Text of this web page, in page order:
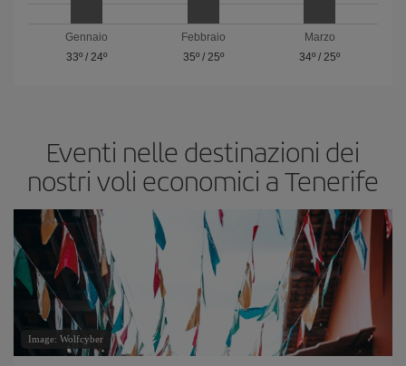
Gennaio
33º/ 24º
Febbraio
35º/ 25º
Marzo
34º /25º
Eventi nelle destinazioni dei
nostri voli economici a Tenerife
Image: Wolfcyber